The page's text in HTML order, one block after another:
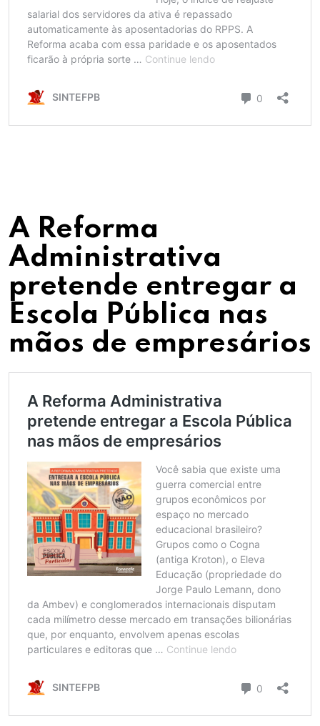
A Reforma
Administrativa
pretende entregar a
Escola Pública nas
mãos de empresários